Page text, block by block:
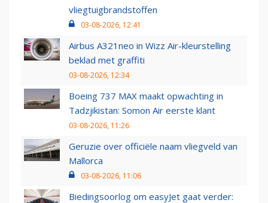
vliegtuigbrandstoffen
03-08-2026, 12:41
Airbus A321neo in Wizz Air-kleurstelling
beklad met graffiti
03-08-2026, 12:34
Boeing 737 MAX maakt opwachting in
Tadzjikistan: Somon Air eerste klant
03-08-2026, 11:26
Geruzie over officiële naam vliegveld van
Mallorca
03-08-2026, 11:06
Biedingsoorlog om easyJet gaat verder: